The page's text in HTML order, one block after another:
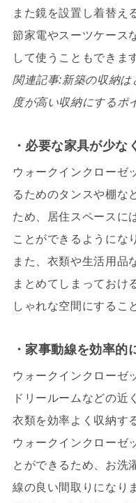
また鏡を設置し着替え
節家電やスーツケース
して使うこともできま
関連記事:新築の収納
度が高い収納にするポ
・必要な家具が少な
ウォークインクローゼ
るためのタンスや棚な
ため、居住スペースに
ことができるようにな
また、衣類や生活用品
まとめてしまっておけ
しゃれな空間にするこ
・家事動線を効率的
ウォークインクローゼ
ドリールームなどの近
衣類を効率よく収納す
ウォークインクローゼ
とができるため、お洗
線の良い間取りになり